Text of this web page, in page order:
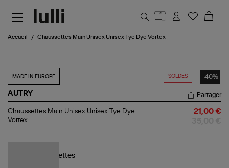
Accueil Chaussettes Main Unisex Unisex Tye Dye Vortex
SOLDES -40%
MADE IN EUROPE
AUTRY
Chaussettes
Main
Partager
Chaussettes Main Unisex Unisex Tye Dye
Vortex
21,00 €